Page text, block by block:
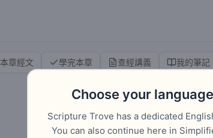
本章經文 學完本章 查經講義 我的筆記
Choose your language
Scripture Trove has a dedicated
You can also continue here in